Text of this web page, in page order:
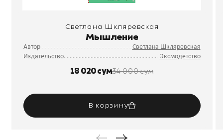
Светлана Шкляревская
Мышление
Автор
Светлана Шкляревская
Издательство
Эксмодетство
18 020 сум34 000 сум
В корзину